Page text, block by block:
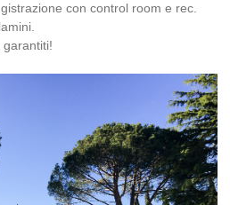
con control room e rec.
garantiti!